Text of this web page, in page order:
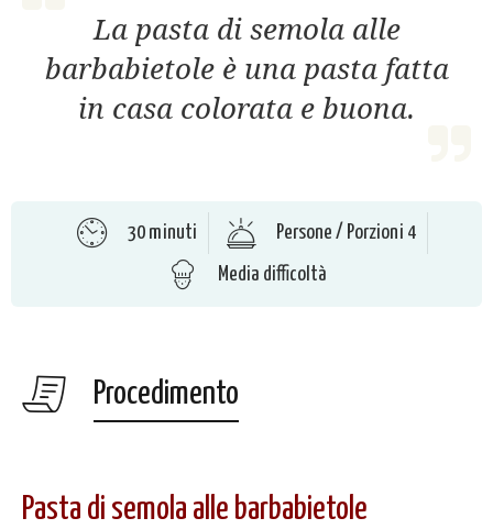
La pasta di semola alle
barbabietole è una pasta fatta
in casa colorata e buona.
30 minuti
Persone / Porzioni 4
Media difficoltà
Procedimento
Pasta di semola alle barbabietole